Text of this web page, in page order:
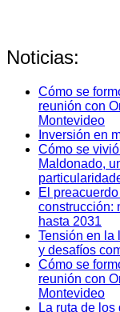
Noticias:
Cómo se
reunión con
Montevideo
Inversión en
Cómo se
Maldonado,
El
construcción:
hasta 2031
Tensión en la
y desafíos
Cómo se
reunión con
Montevideo
La ruta de